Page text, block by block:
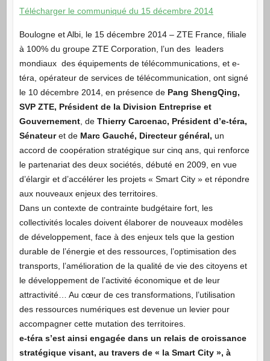
Télécharger le communiqué du 15 décembre 2014
Boulogne et Albi, le 15 décembre 2014 – ZTE France, filiale
à 100% du groupe ZTE Corporation, l’un des leaders
mondiaux des équipements de télécommunications, et e-
téra, opérateur de services de télécommunication, ont signé
le 10 décembre 2014, en présence de Pang ShengQing,
SVP ZTE, Président de la Division Entreprise et
Gouvernement, de Thierry Carcenac, Président d’e-téra,
Sénateuret de Marc Gauché, Directeur général, un
accord de coopération stratégique sur cinq ans, qui renforce
le partenariat des deux sociétés, débuté en 2009, en vue
d’élargir et d’accélérer les projets « Smart City » et répondre
aux nouveaux enjeux des territoires.
Dans un contexte de contrainte budgétaire fort, les
collectivités locales doivent élaborer de nouveaux modèles
de développement, face à des enjeux tels que la gestion
durable de l’énergie et des ressources, l’optimisation des
transports, l’amélioration de la qualité de vie des citoyens et
le développement de l’activité économique et de leur
attractivité… Au cœur de ces transformations, l’utilisation
des ressources numériques est devenue un levier pour
accompagner cette mutation des territoires.
e-téra s’est ainsi engagée dans un relais de croissance
stratégique visant, au travers de « la Smart City », à